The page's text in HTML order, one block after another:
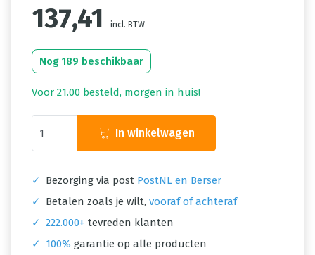
137,41 incl. BTW
Nog 189 beschikbaar
Voor 21.00 besteld, morgen in huis!
In winkelwagen
✓ Bezorging via post PostNL en Berser
✓
Betalen zoals je wilt, vooraf of achteraf
✓ 222.000+ tevreden klanten
✓
100% garantie op alle producten